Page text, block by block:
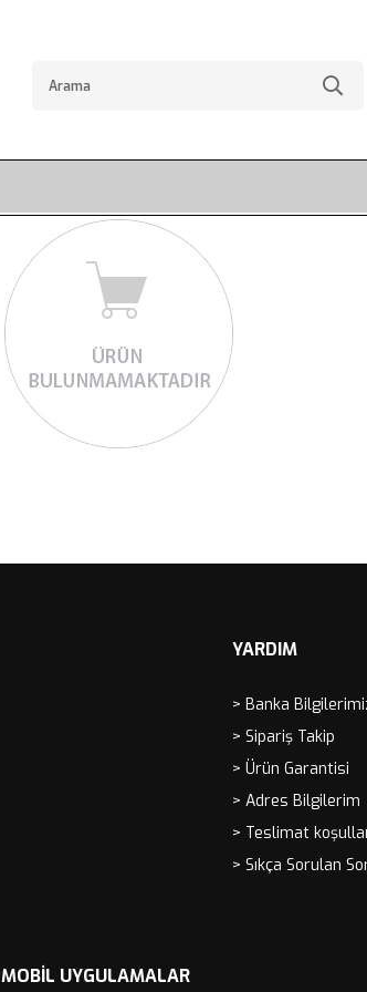
YARDIM
> Banka
> Sipariş Takip
> Ürün Garantisi
> Adres Bilgilerim
> Teslimat
> Sıkça Sorulan
MOBIL UYGULAMALAR